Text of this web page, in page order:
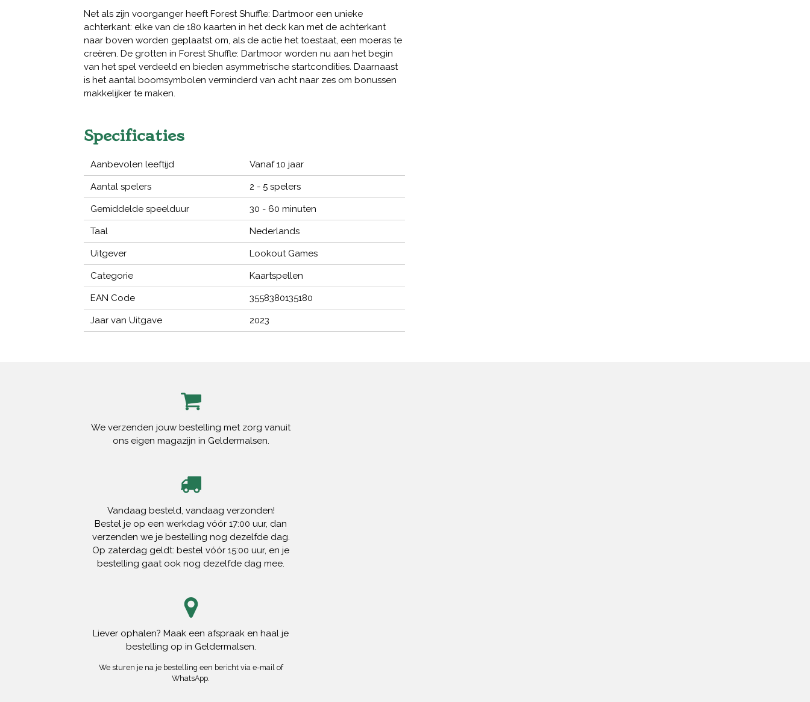
Net als zijn voorganger heeft Forest Shuffle: Dartmoor een unieke
achterkant: elke van de 180 kaarten in het deck kan met de achterkant
naar boven worden geplaatst om, als de actie het toestaat, een moeras te
creëren. De grotten in Forest Shuffle: Dartmoor worden nu aan het begin
van het spel verdeeld en bieden asymmetrische startcondities. Daarnaast
is het aantal boomsymbolen verminderd van acht naar zes om bonussen
makkelijker te maken.
Specificaties
Aanbevolen leeftijd Vanaf 10 jaar
Aantal spelers 2 - 5 spelers
Gemiddelde speelduur 30 - 60 minuten
Taal Nederlands
Uitgever Lookout Games
Categorie Kaartspellen
EAN Code 3558380135180
Jaar van Uitgave 2023
We verzenden jouw bestelling met zorg vanuit
ons eigen magazijn in Geldermalsen.
Vandaag besteld, vandaag verzonden!
Bestel je op een werkdag vóór 17:00 uur, dan
verzenden we je bestelling nog dezelfde dag.
Op zaterdag geldt: bestel vóór 15:00 uur, en je
bestelling gaat ook nog dezelfde dag mee.
Liever ophalen? Maak een afspraak en haal je
bestelling op in Geldermalsen.
We sturen je na je bestelling een bericht via e-mail of
WhatsApp.